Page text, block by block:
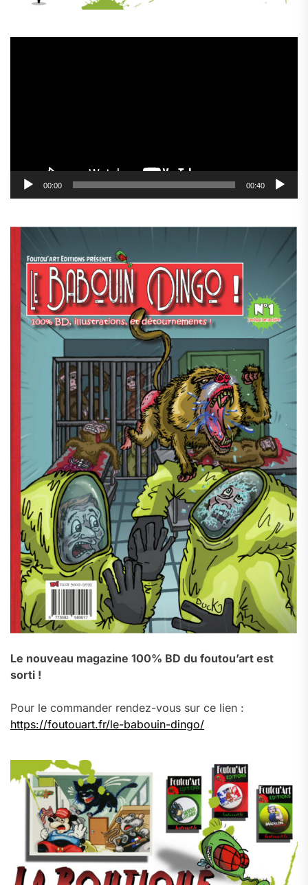
00:00 00:40
Le nouveau magazine 100% BD du foutou’art est
sorti !
Pour le commander rendez-vous sur ce lien :
https://foutouart.fr/le-babouin-dingo/